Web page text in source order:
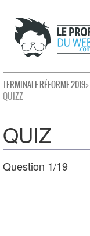
TERMINALE RÉFORME 2019>
QUIZZ
QUIZ
Question 1/19